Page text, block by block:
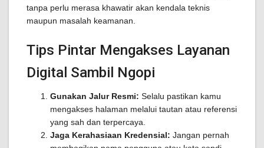
tanpa perlu merasa khawatir akan kendala teknis
maupun masalah keamanan.
Tips Pintar Mengakses Layanan
Digital Sambil Ngopi
Gunakan Jalur Resmi: Selalu pastikan kamu
mengakses halaman melalui tautan atau referensi
yang sah dan terpercaya.
Jaga Kerahasiaan Kredensial: Jangan pernah